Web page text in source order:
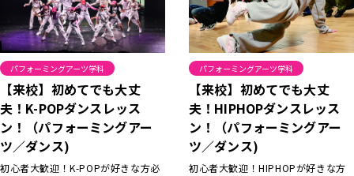
パフォーミングアーツ学科
【来校】初めてでも大丈
夫！K-POPダンスレッス
ン！（パフォーミングアー
ツ／ダンス)
初心者大歓迎！K-POPが好きな方必
パフォーミングアーツ学科
【来校】初めてでも大丈
夫！HIPHOPダンスレッス
ン！（パフォーミングアー
ツ／ダンス)
初心者大歓迎！HIPHOPが好きな方